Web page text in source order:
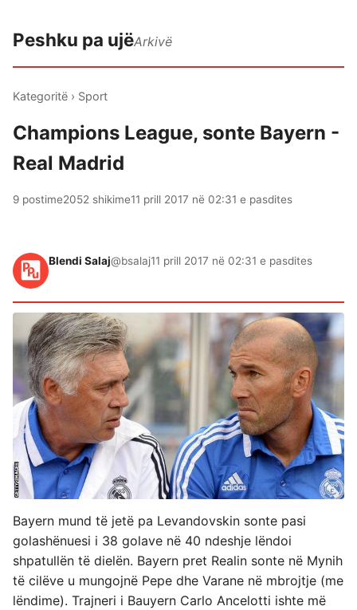
Peshku pa ujëArkivë
Kategoritë › Sport
Champions League, sonte Bayern -
Real Madrid
9 postime2052 shikime11 prill 2017 në 02:31 e pasdites
Blendi Salaj@bsalaj11 prill 2017 në 02:31 e pasdites
Bayern mund të jetë pa Levandovskin sonte pasi
golashënuesi i 38 golave në 40 ndeshje lëndoi
shpatullën të dielën. Bayern pret Realin sonte në Mynih
të cilëve u mungojnë Pepe dhe Varane në mbrojtje (me
lëndime). Trajneri i Bauyern Carlo Ancelotti ishte më